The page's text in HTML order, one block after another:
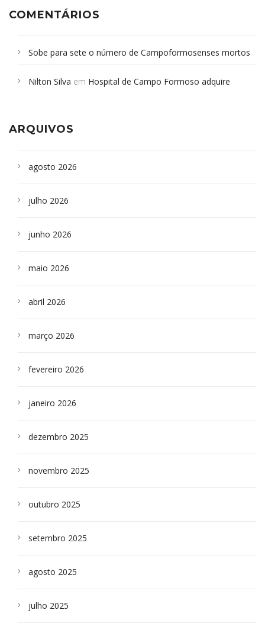
COMENTÁRIOS
Sobe para sete o número de Campoformosenses mortos
Campoformosenses que morreram em desabamentos são
Nilton Silva em Hospital de Campo Formoso adquire
ARQUIVOS
agosto 2026
julho 2026
junho 2026
maio 2026
abril 2026
março 2026
fevereiro 2026
janeiro 2026
dezembro 2025
novembro 2025
outubro 2025
setembro 2025
agosto 2025
julho 2025